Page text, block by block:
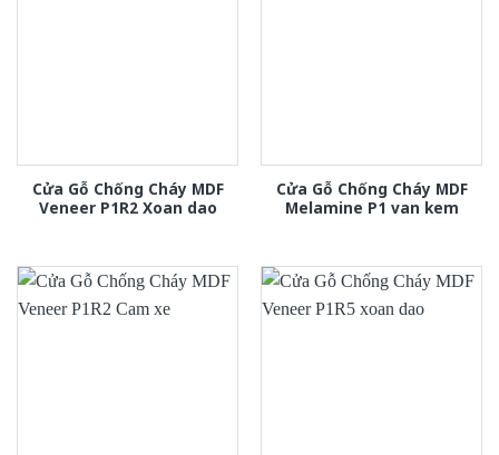
Cửa Gỗ Chống Cháy MDF
Veneer P1R2 Xoan dao
Cửa Gỗ Chống Cháy MDF
Melamine P1 van kem